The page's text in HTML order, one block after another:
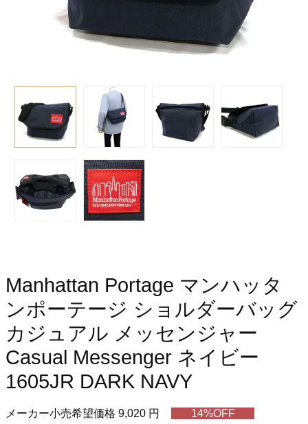
Manhattan Portage マンハッタ
ンポーテージ ショルダーバッグ
カジュアル メッセンジャー
Casual Messenger ネイビー
1605JR DARK NAVY
メーカー小売希望価格 9,020 円 14%OFF